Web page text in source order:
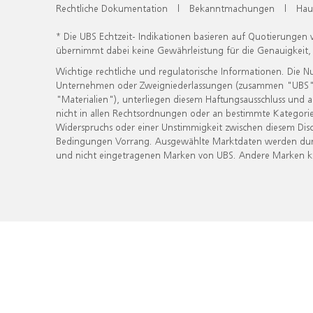
Rechtliche Dokumentation | Bekanntmachungen |
* Die UBS Echtzeit- Indikationen basieren auf
übernimmt dabei keine Gewährleistung für die
Wichtige rechtliche und regulatorische Informationen. Die
Unternehmen oder Zweigniederlassungen (zusammen
"Materialien"), unterliegen diesem Haftungsausschluss
nicht in allen Rechtsordnungen oder an bestimmte
Widerspruchs oder einer Unstimmigkeit zwischen diesem
Bedingungen Vorrang. Ausgewählte Marktdaten werden
und nicht eingetragenen Marken von UBS. Andere Marken